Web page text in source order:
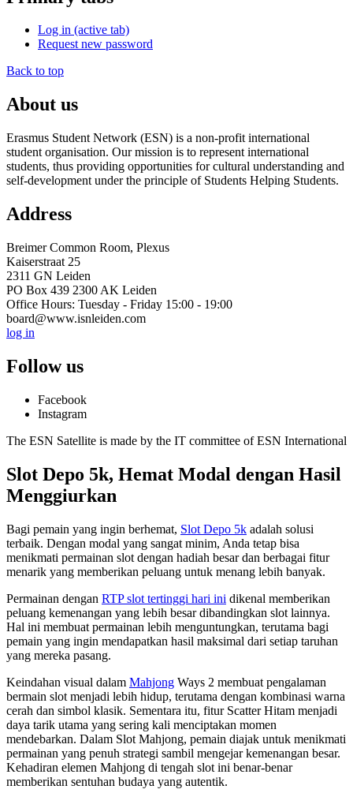
Log in (active tab)
Request new password
Back to top
About us
Erasmus Student Network (ESN) is a non-profit international
student organisation. Our mission is to represent international
students, thus providing opportunities for cultural understanding and
self-development under the principle of Students Helping Students.
Address
Breimer Common Room, Plexus
Kaiserstraat 25
2311 GN Leiden
PO Box 439 2300 AK Leiden
Office Hours: Tuesday - Friday 15:00 - 19:00
board@www.isnleiden.com
log in
Follow us
Facebook
Instagram
The ESN Satellite is made by the IT committee of ESN International
Slot Depo 5k, Hemat Modal dengan Hasil
Menggiurkan
Bagi pemain yang ingin berhemat, Slot Depo 5k adalah solusi
terbaik. Dengan modal yang sangat minim, Anda tetap bisa
menikmati permainan slot dengan hadiah besar dan berbagai fitur
menarik yang memberikan peluang untuk menang lebih banyak.
Permainan dengan RTP slot tertinggi hari ini dikenal memberikan
peluang kemenangan yang lebih besar dibandingkan slot lainnya.
Hal ini membuat permainan lebih menguntungkan, terutama bagi
pemain yang ingin mendapatkan hasil maksimal dari setiap taruhan
yang mereka pasang.
Keindahan visual dalam Mahjong Ways 2 membuat pengalaman
bermain slot menjadi lebih hidup, terutama dengan kombinasi warna
cerah dan simbol klasik. Sementara itu, fitur Scatter Hitam menjadi
daya tarik utama yang sering kali menciptakan momen
mendebarkan. Dalam Slot Mahjong, pemain diajak untuk menikmati
permainan yang penuh strategi sambil mengejar kemenangan besar.
Kehadiran elemen Mahjong di tengah slot ini benar-benar
memberikan sentuhan budaya yang autentik.